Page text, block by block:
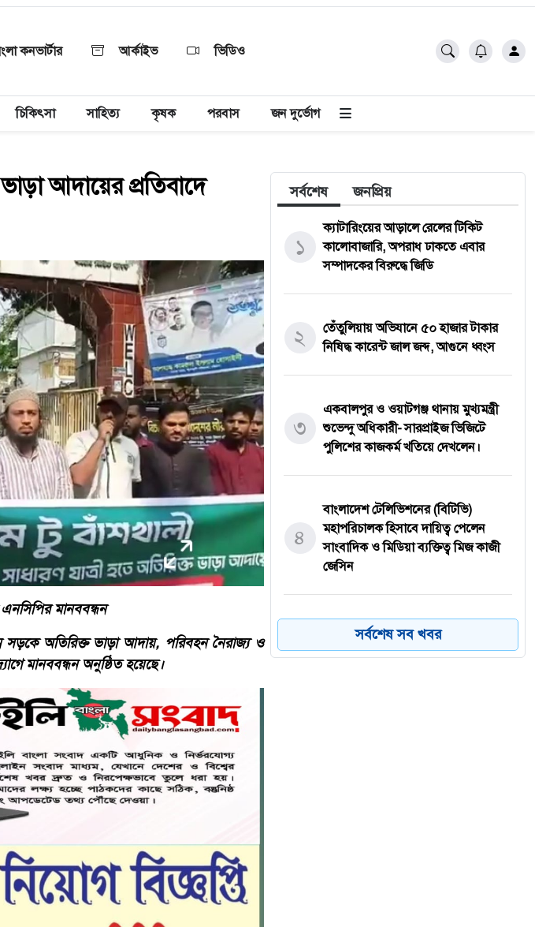
কনভার্টার আর্কাইভ ভিডিও
চিকিৎসা সাহিত্য কৃষক পরবাস জন দুর্ভোগ
আদায়ের প্রতিবাদে
এনসিপির মানববন্ধন
সড়কে অতিরিক্ত ভাড়া আদায়, পরিবহন নৈরাজ্য ও
মানববন্ধন অনুষ্ঠিত হয়েছে।
সর্বশেষ জনপ্রিয়
১
ক্যাটারিংয়ের আড়ালে রেলের টিকিট
কালোবাজারি, অপরাধ ঢাকতে এবার
সম্পাদকের বিরুদ্ধে জিডি
২
তেঁতুলিয়ায় অভিযানে ৫০ হাজার টাকার
নিষিদ্ধ কারেন্ট জাল জব্দ, আগুনে ধ্বংস
৩
একবালপুর ও ওয়াটগঞ্জ থানায় মুখ্যমন্ত্রী
শুভেন্দু অধিকারী- সারপ্রাইজ ভিজিটে
পুলিশের কাজকর্ম খতিয়ে দেখলেন।
৪
বাংলাদেশ টেলিভিশনের (বিটিভি)
মহাপরিচালক হিসাবে দায়িত্ব পেলেন
সাংবাদিক ও মিডিয়া ব্যক্তিত্ব মিজ কাজী
জেসিন
৫
বস্তুনিষ্ঠ সাংবাদিকতা এবং মাদকের
বিরুদ্ধে সোচ্চার হওয়ার আহ্বান
সর্বশেষ সব খবর